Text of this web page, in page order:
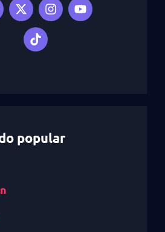
popular